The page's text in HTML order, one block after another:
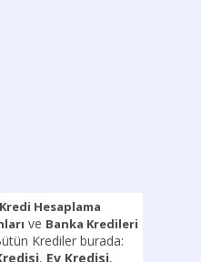
Hesaplama
ve Banka Kredileri
Krediler burada:
, Ev Kredisi,